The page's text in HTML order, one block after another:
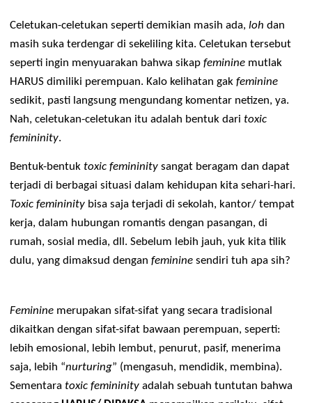
Celetukan-celetukan seperti demikian masih ada, loh dan
masih suka terdengar di sekeliling kita. Celetukan tersebut
seperti ingin menyuarakan bahwa sikap feminine mutlak
HARUS dimiliki perempuan. Kalo kelihatan gak feminine
sedikit, pasti langsung mengundang komentar netizen, ya.
Nah, celetukan-celetukan itu adalah bentuk dari
toxic
femininity
Bentuk-bentuk toxic femininity sangat beragam dan dapat
Toxic femininity bisa saja terjadi di sekolah, kantor/ tempat
kerja, dalam hubungan romantis dengan pasangan, di
dulu, yang dimaksud dengan feminine sendiri tuh apa sih?
Feminine
merupakan sifat-sifat yang secara tradisional
dikaitkan dengan sifat-sifat bawaan perempuan, seperti: